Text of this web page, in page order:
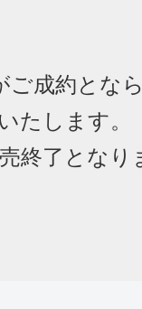
ご成約とな
たします。
終了となり